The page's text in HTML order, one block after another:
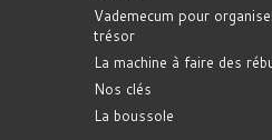
Vademecum pour
trésor
La machine à faire des
Nos clés
La boussole